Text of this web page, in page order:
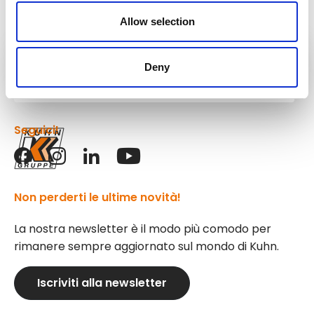
Allow selection
Deny
Non perderti le ultime novità!
La nostra newsletter è il modo più comodo per
rimanere sempre aggiornato sul mondo di Kuhn.
Iscriviti alla newsletter
Seguici!